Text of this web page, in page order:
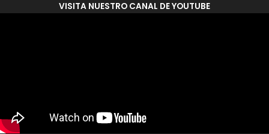
VISITA NUESTRO CANAL DE YOUTUBE